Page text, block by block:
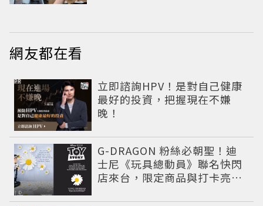
網友都在看
立即諮詢HPV！是對自己健康
最好的投資，把握現在不嫌
晚！
PR
G-DRAGON 粉絲必朝聖！迪
士尼《玩具總動員》聯名快閃
店來台，限定商品與打卡亮點